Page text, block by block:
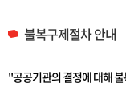
불복구제절차 안내
"공공기관의 결정에 대해